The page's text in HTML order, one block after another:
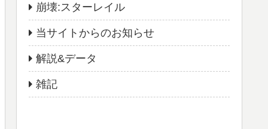
崩壊:スターレイル
当サイトからのお知らせ
解説&データ
雑記